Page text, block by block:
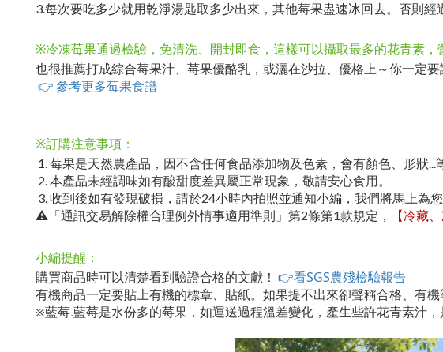
3.每次要吃多少就用乾淨湯匙取多少出來，其他莓果盡速冰回去。否則經
※冷凍莓果通過檢驗，免清洗、開封即食，這樣可以攝取最多的花青素，
也很推薦打成綜合莓果汁、莓果優酪乳，或灑在沙拉、優格上～你一定要
👉 參考更多莓果食譜
※訂購注意事項：
1. 莓果是天然農產品，因不含任何食品添加物及色素，會有顏色、形狀...
2. 本產品未經調味如有酸甜度差異屬正常現象，敬請安心食用。
3. 收到後如有發現破損，請於24小時內拍照並通知小編，我們將馬上為
⚠「通訊交易解除權合理例外情事適用準則」第2條第1款規定，
【冷藏
小編提醒：
購買商品時可以清楚看到驗證合格的文獻 ！ 👉看SGS農殘檢驗報告
有機商品一定要貼上有機的標章、貼紙。如果提不出來卻聲稱合格、有機
※藍莓.藍莓是水份多的莓果，如運送過程溫差變化，產生些許花青素汁